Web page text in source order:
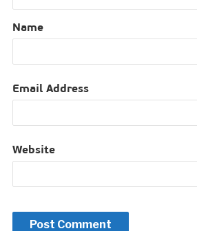
Name
Email Address
Website